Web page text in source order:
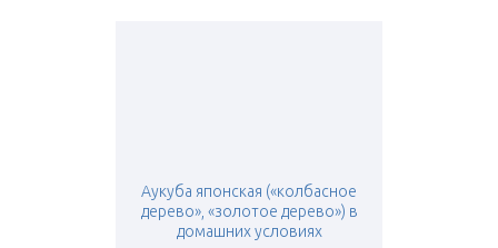
Аукуба японская («колбасное
дерево», «золотое дерево») в
домашних условиях